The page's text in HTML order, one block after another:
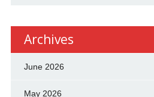
Archives
June 2026
May 2026